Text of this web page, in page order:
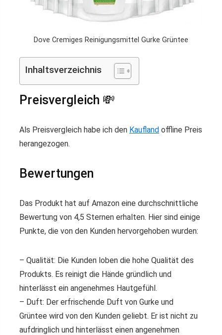
Dove Cremiges Reinigungsmittel Gurke Grüntee
Inhaltsverzeichnis
Preisvergleich 💸
Als Preisvergleich habe ich den Kaufland offline Preis
herangezogen.
Bewertungen
Das Produkt hat auf Amazon eine durchschnittliche
Bewertung von 4,5 Sternen erhalten. Hier sind einige
Punkte, die von den Kunden hervorgehoben wurden:
– Qualität: Die Kunden loben die hohe Qualität des
Produkts. Es reinigt die Hände gründlich und
hinterlässt ein angenehmes Hautgefühl.
– Duft: Der erfrischende Duft von Gurke und
Grüntee wird von den Kunden geliebt. Er ist nicht zu
aufdringlich und hinterlässt einen angenehmen